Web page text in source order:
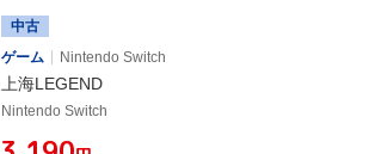
中古
ゲーム
Nintendo Switch
上海LEGEND
Nintendo Switch